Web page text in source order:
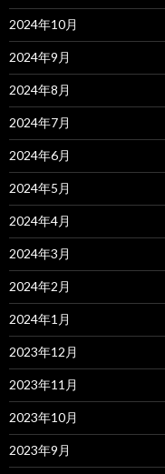
2024年10月
2024年9月
2024年8月
2024年7月
2024年6月
2024年5月
2024年4月
2024年3月
2024年2月
2024年1月
2023年12月
2023年11月
2023年10月
2023年9月